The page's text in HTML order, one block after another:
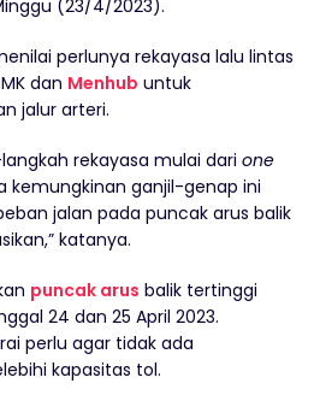
(23/4/2023).
perlunya rekayasa lalu lintas
dan Menhub untuk
jalur arteri.
rekayasa mulai dari one
kemungkinan ganjil-genap ini
jalan pada puncak arus balik
katanya.
puncak arus balik tertinggi
24 dan 25 April 2023.
perlu agar tidak ada
kapasitas tol.